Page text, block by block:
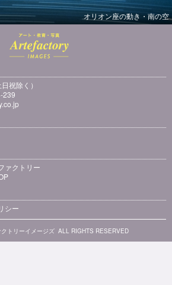
オリオン座の動き・南の空
祝除く）
239
ァクトリー
シー
トリーイメージズ ALL RIGHTS RESERVED